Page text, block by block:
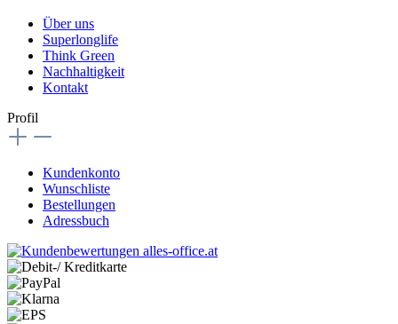
Über uns
Superlonglife
Think Green
Nachhaltigkeit
Kontakt
Profil
Kundenkonto
Wunschliste
Bestellungen
Adressbuch